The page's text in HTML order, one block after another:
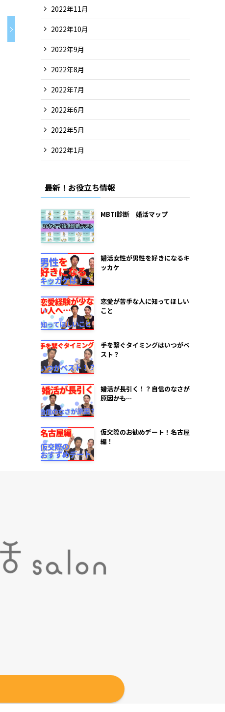
2022年11月
2022年10月
2022年9月
2022年8月
2022年7月
2022年6月
2022年5月
2022年1月
最新！お役立ち情報
MBTI診断 婚活マップ
婚活女性が男性を好きになるキ
ッカケ
恋愛が苦手な人に知ってほしい
こと
手を繋ぐタイミングはいつがベ
スト？
婚活が長引く！？自信のなさが
原因かも…
仮交際のお勧めデート！名古屋
編！